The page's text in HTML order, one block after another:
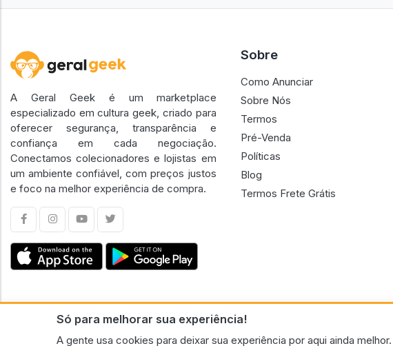
Só para melhorar sua experiência!
A gente usa cookies para deixar sua experiência por aqui ainda melhor.
A Geral Geek é um marketplace
especializado em cultura geek, criado para
oferecer segurança, transparência e
confiança em cada negociação.
Conectamos colecionadores e lojistas em
um ambiente confiável, com preços justos
e foco na melhor experiência de compra.
Sobre
Como Anunciar
Sobre Nós
Termos
Pré-Venda
Políticas
Blog
Termos Frete Grátis
CNPJ n.º 30.220.458/0001-17 - GERAL GEEK PORTAL ELETRONICO LTDA.